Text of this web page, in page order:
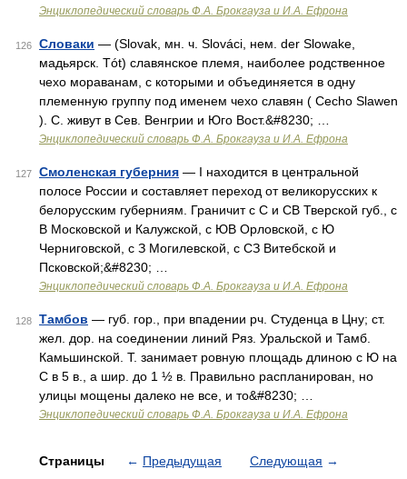
Энциклопедический словарь Ф.А. Брокгауза и И.А. Ефрона
126 Словаки — (Slovak, мн. ч. Slováci, нем. der Slowake,
мадьярск. Tót) славянское племя, наиболее родственное
чехо мораванам, с которыми и объединяется в одну
племенную группу под именем чехо славян ( Cecho Slawen
). С. живут в Сев. Венгрии и Юго Вост.&#8230; …
Энциклопедический словарь Ф.А. Брокгауза и И.А. Ефрона
127 Смоленская губерния — I находится в центральной
полосе России и составляет переход от великорусских к
белорусским губерниям. Граничит с С и СВ Тверской губ., с
В Московской и Калужской, с ЮВ Орловской, с Ю
Черниговской, с З Могилевской, с СЗ Витебской и
Псковской;&#8230; …
Энциклопедический словарь Ф.А. Брокгауза и И.А. Ефрона
128 Тамбов — губ. гор., при впадении рч. Студенца в Цну; ст.
жел. дор. на соединении линий Ряз. Уральской и Тамб.
Камьшинской. Т. занимает ровную площадь длиною с Ю на
С в 5 в., а шир. до 1 ½ в. Правильно распланирован, но
улицы мощены далеко не все, и то&#8230; …
Энциклопедический словарь Ф.А. Брокгауза и И.А. Ефрона
Страницы ← Предыдущая Следующая →